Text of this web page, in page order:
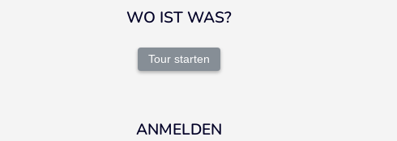
WO IST WAS?
Tour starten
ANMELDEN